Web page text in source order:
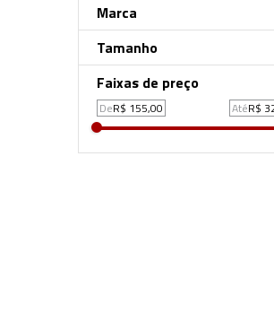
Preto
Vermelho
Marca
MARCIO MAY
Tamanho
M
G
GG
Faixas de preço
R$ 155,00 R$